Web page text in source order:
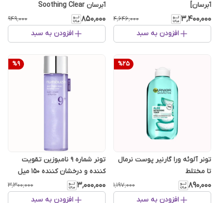
آبرسان]
۳٬۴۰۰٬۰۰۰ ۴٬۶۴۶٬۰۰۰
افزودن به سبد
آبرسان Soothing Clear
۸۵۰٬۰۰۰ ۹۴۹٬۰۰۰
افزودن به سبد
%25
تونر آلوئه ورا گارنیر پوست نرمال
تا مختلط
۸۹۰٬۰۰۰ ۱٬۱۹۷٬۰۰۰
افزودن به سبد
%9
تونر شماره ۹ نامبوزین تقویت
کننده و درخشان کننده ۱۵۰ میل
۳٬۰۰۰٬۰۰۰ ۳٬۳۰۰٬۰۰۰
افزودن به سبد